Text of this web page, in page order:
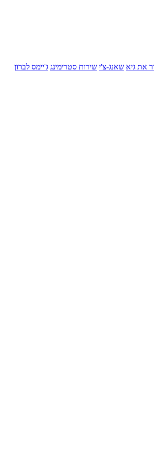
את גיא שאנג-צ'י שירות סטרימינג ג'יימס לברון